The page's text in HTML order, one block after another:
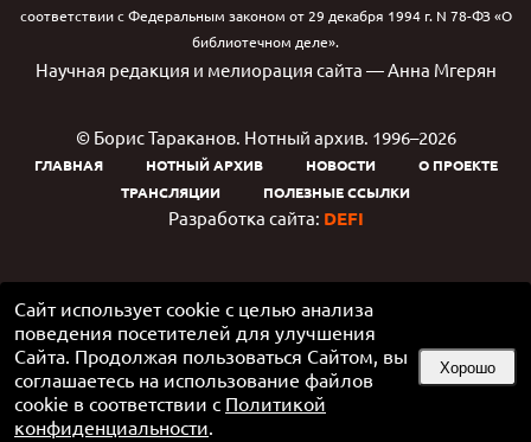
Сайт использует cookie с целью анализа
поведения посетителей для улучшения
Сайта. Продолжая пользоваться Сайтом, вы
соглашаетесь на использование файлов
cookie в соответствии с Политикой
конфиденциальности.
Хорошо
соответствии с Федеральным законом от 29 декабря 1994 г. N 78-ФЗ «О
библиотечном деле».
Научная редакция и мелиорация сайта — Анна Мгерян
© Борис Тараканов. Нотный архив. 1996–2026
ГЛАВНАЯ НОТНЫЙ АРХИВ НОВОСТИ
О ПРОЕКТЕ
ТРАНСЛЯЦИИ
ПОЛЕЗНЫЕ ССЫЛКИ
Разработка сайта: DEFI
Google Play и логотип Google Play являются товарными знаками